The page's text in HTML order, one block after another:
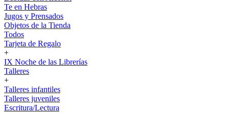
Te en Hebras
Jugos y Prensados
Objetos de la Tienda
Todos
Tarjeta de Regalo
+
IX Noche de las Librerías
Talleres
+
Talleres infantiles
Talleres juveniles
Escritura/Lectura